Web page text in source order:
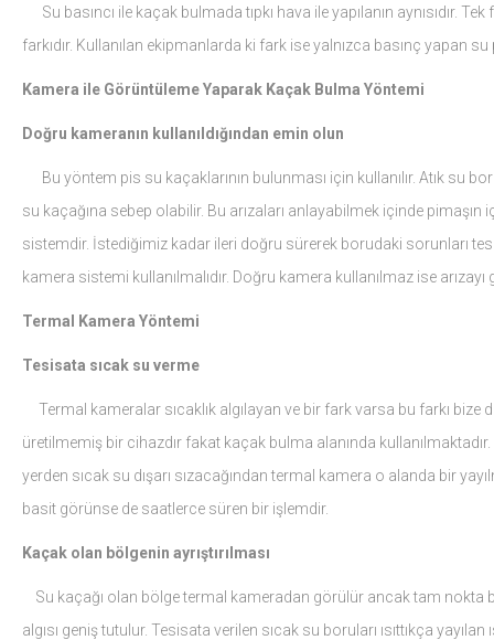
Su basıncı ile kaçak bulmada tıpkı hava ile yapılanın aynısıdır.
farkıdır. Kullanılan ekipmanlarda ki fark ise yalnızca basınç yapan
Kamera ile Görüntüleme Yaparak Kaçak Bulma Yöntemi
Doğru kameranın kullanıldığından emin olun
Bu yöntem pis su kaçaklarının bulunması için kullanılır. Atık su
su kaçağına sebep olabilir. Bu arızaları anlayabilmek içinde
sistemdir. İstediğimiz kadar ileri doğru sürerek borudaki sorunları
kamera sistemi kullanılmalıdır. Doğru kamera kullanılmaz ise
Termal Kamera Yöntemi
Tesisata sıcak su verme
Termal kameralar sıcaklık algılayan ve bir fark varsa bu farkı bize
üretilmemiş bir cihazdır fakat kaçak bulma alanında
yerden sıcak su dışarı sızacağından termal kamera o alanda bir
basit görünse de saatlerce süren bir işlemdir.
Kaçak olan bölgenin ayrıştırılması
Su kaçağı olan bölge termal kameradan görülür ancak tam nokta
algısı geniş tutulur. Tesisata verilen sıcak su boruları ısıttıkça